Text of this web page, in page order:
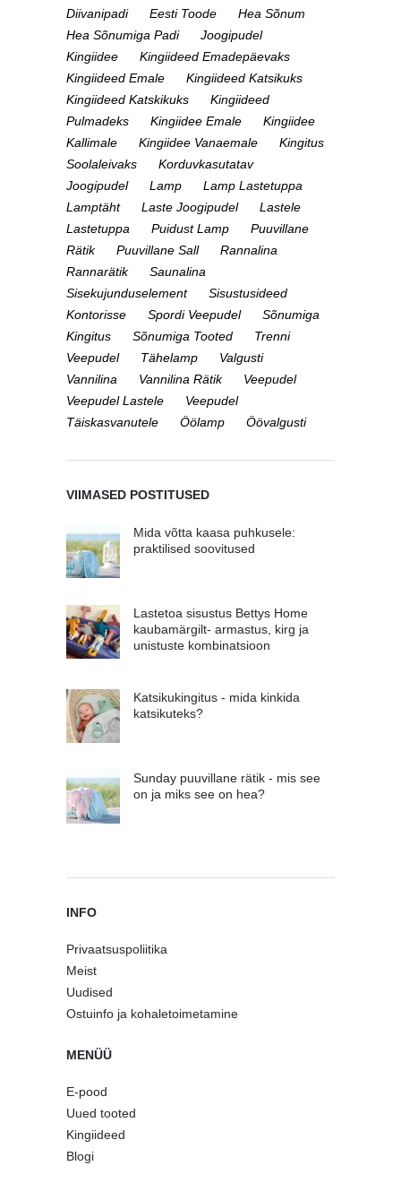
Diivanipadi
Eesti Toode
Hea Sõnum
Hea Sõnumiga Padi
Joogipudel
Kingiidee
Kingiideed Emadepäevaks
Kingiideed Emale
Kingiideed Katsikuks
Kingiideed Katskikuks
Kingiideed
Pulmadeks
Kingiidee Emale
Kingiidee
Kallimale
Kingiidee Vanaemale
Kingitus
Soolaleivaks
Korduvkasutatav
Joogipudel
Lamp
Lamp Lastetuppa
Lamptäht
Laste Joogipudel
Lastele
Lastetuppa
Puidust Lamp
Puuvillane
Rätik
Puuvillane Sall
Rannalina
Rannarätik
Saunalina
Sisekujunduselement
Sisustusideed
Kontorisse
Spordi Veepudel
Sõnumiga
Kingitus
Sõnumiga Tooted
Trenni
Veepudel
Tähelamp
Valgusti
Vannilina
Vannilina Rätik
Veepudel
Veepudel Lastele
Veepudel
Täiskasvanutele
Öölamp Öövalgusti
VIIMASED POSTITUSED
Mida võtta kaasa puhkusele:
praktilised soovitused
Lastetoa sisustus Bettys Home
kaubamärgilt- armastus, kirg ja
unistuste kombinatsioon
Katsikukingitus - mida kinkida
katsikuteks?
Sunday puuvillane rätik - mis see
on ja miks see on hea?
INFO
Privaatsuspoliitika
Meist
Uudised
Ostuinfo ja kohaletoimetamine
MENÜÜ
E-pood
Uued tooted
Kingiideed
Blogi